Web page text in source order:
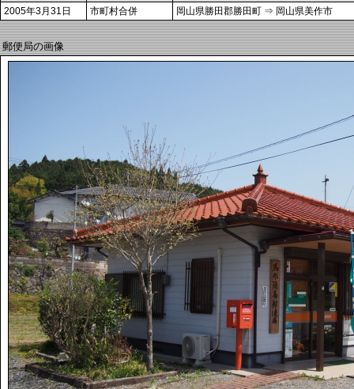
2005年3月31日 市町村合併 岡山県勝田郡勝田町 ⇒ 岡山県美作市
郵便局の画像